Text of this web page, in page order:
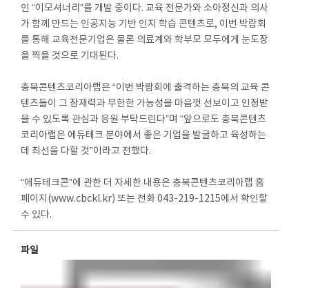
인 “이모셔너리”를 개발 중이다. 교육 전문가와 소아정신과 의사
가 함께 만드는 인공지능 기반 인지 학습 콘텐츠로, 이번 박람회
를 통해 교육전문기업은 물론 의료계와 학부모 모두에게 눈도장
을 찍을 것으로 기대된다.
충북콘텐츠코리아랩은 “이번 박람회에 출격하는 충북의 교육 콘
텐츠들이 그 잠재력과 무한한 가능성을 마음껏 선보이고 인정받
을 수 있도록 관심과 응원 부탁드린다”며 “앞으로도 충북콘텐츠
코리아랩은 에듀테크 분야에서 좋은 기업을 발굴하고 육성하는
데 최선을 다할 것”이라고 전했다.
“에듀테크콘”에 관한 더 자세한 내용은 충북콘텐츠코리아랩 홈
페이지(www.cbckl.kr) 또는 전화 043-219-1215에서 확인할
수 있다.
파일